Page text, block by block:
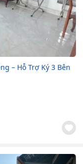
– Hỗ Trợ Ký 3 Bên